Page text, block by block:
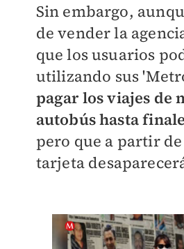
Sin embargo,
de vender la
que los usuarios
utilizando sus
pagar los viajes de
autobús hasta
pero que a partir
tarjeta